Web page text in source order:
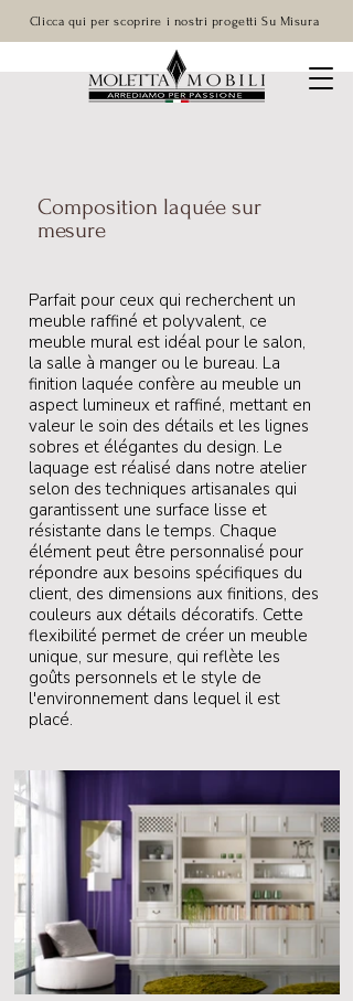
Clicca qui per scoprire i nostri progetti Su Misura
Composition laquée sur
mesure
Parfait pour ceux qui recherchent un
meuble raffiné et polyvalent, ce
meuble mural est idéal pour le salon,
la salle à manger ou le bureau. La
finition laquée confère au meuble un
aspect lumineux et raffiné, mettant en
valeur le soin des détails et les lignes
sobres et élégantes du design. Le
laquage est réalisé dans notre atelier
selon des techniques artisanales qui
garantissent une surface lisse et
résistante dans le temps. Chaque
élément peut être personnalisé pour
répondre aux besoins spécifiques du
client, des dimensions aux finitions, des
couleurs aux détails décoratifs. Cette
flexibilité permet de créer un meuble
unique, sur mesure, qui reflète les
goûts personnels et le style de
l'environnement dans lequel il est
placé.